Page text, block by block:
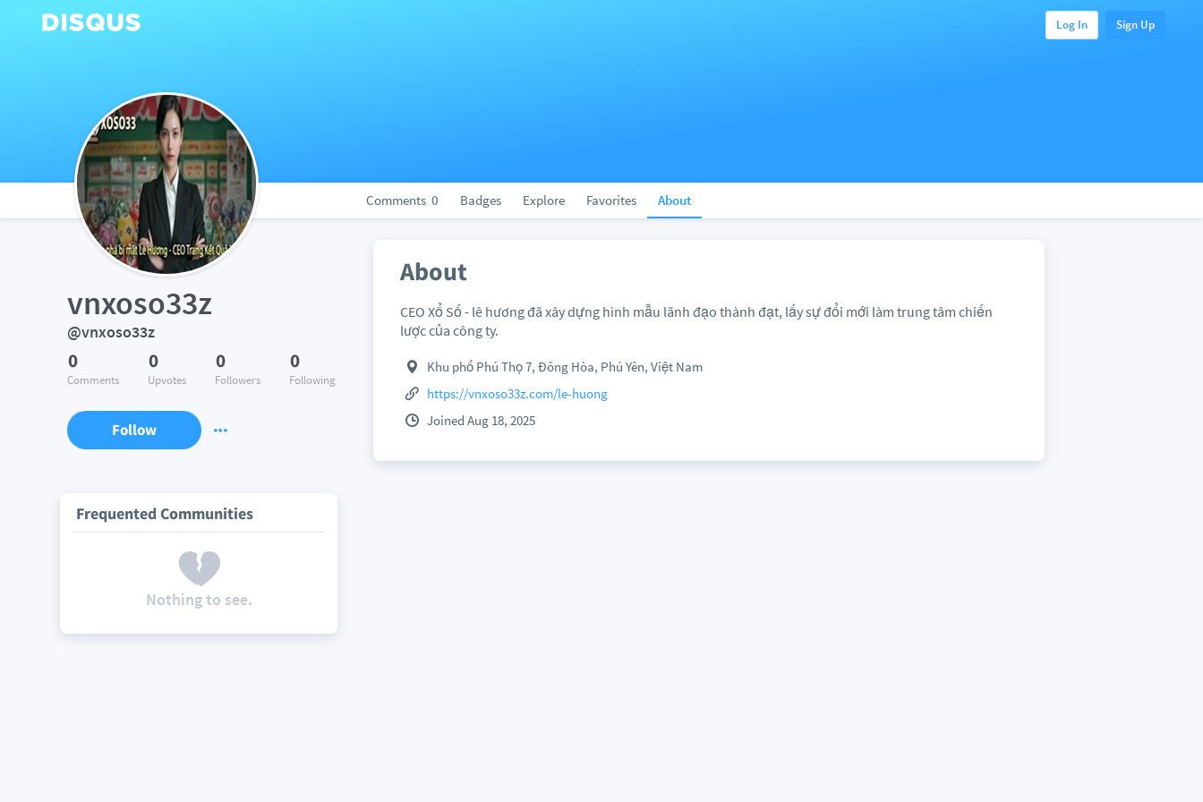
Log In Sign Up
Comments 0 Badges Explore Favorites About
vnxoso33z
@vnxoso33z
0
Comments
0
Upvotes
0
Followers
0
Following
Follow
Frequented Communities
Nothing to see.
About
CEO Xổ Số - lê hương đã xây dựng hình mẫu lãnh đạo thành đạt, lấy sự đổi mới làm trung tâm chiến
lược của công ty.
Khu phố Phú Thọ 7, Đông Hòa, Phú Yên, Việt Nam
https://vnxoso33z.com/le-huong
Joined Aug 18, 2025